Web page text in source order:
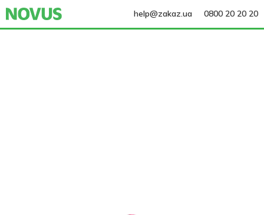
help@zakaz.ua 0800 20 20 20